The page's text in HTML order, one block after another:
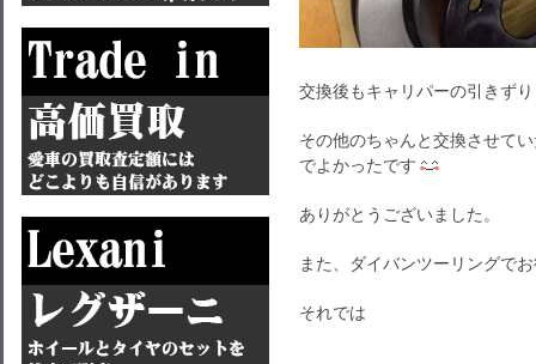
交換後もキャリパーの引きず
その他のちゃんと交換させて
でよかったです
ありがとうございました。
また、ダイバンツーリングで
それでは